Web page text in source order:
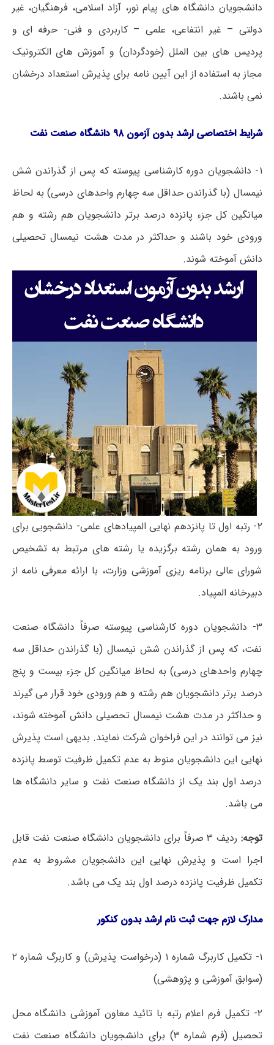
دانشجویان دانشگاه های پیام نور، آزاد اسلامی، فرهنگیان، غیر
دولتی – غیر انتفاعی، علمی – کاربردی و فنی- حرفه ای و
پردیس های بین الملل (خودگردان) و آموزش های الکترونیک
مجاز به استفاده از این آیین نامه برای پذیرش استعداد درخشان
نمی باشند.
شرایط اختصاصی ارشد بدون آزمون ۹۸ دانشگاه صنعت نفت
۱- دانشجویان دوره کارشناسی پیوسته که پس از گذراندن شش
نیمسال (با گذراندن حداقل سه چهارم واحدهای درسی) به لحاظ
میانگین کل جزء پانزده درصد برتر دانشجویان هم رشته و هم
ورودی خود باشند و حداکثر در مدت هشت نیمسال تحصیلی
دانش آموخته شوند.
۲- رتبه اول تا پانزدهم نهایی المپیادهای علمی- دانشجویی برای
ورود به همان رشته برگزیده یا رشته های مرتبط به تشخیص
شورای عالی برنامه ریزی آموزشی وزارت، با ارائه معرفی نامه از
دبیرخانه المپیاد.
۳- دانشجویان دوره کارشناسی پیوسته صرفاً دانشگاه صنعت
نفت، که پس از گذراندن شش نیمسال (با گذراندن حداقل سه
چهارم واحدهای درسی) به لحاظ میانگین کل جزء بیست و پنج
درصد برتر دانشجویان هم رشته و هم ورودی خود قرار می گیرند
و حداکثر در مدت هشت نیمسال تحصیلی دانش آموخته شوند،
نیز می توانند در این فراخوان شرکت نمایند. بدیهی است پذیرش
نهایی این دانشجویان منوط به عدم تکمیل ظرفیت توسط پانزده
درصد اول بند یک از دانشگاه صنعت نفت و سایر دانشگاه ها
می باشد.
توجه:
ردیف ۳ صرفاً برای دانشجویان دانشگاه صنعت نفت قابل
اجرا است و پذیرش نهایی این دانشجویان مشروط به عدم
تکمیل ظرفیت پانزده درصد اول بند یک می باشد.
مدارک لازم جهت ثبت نام ارشد بدون کنکور
۱- تکمیل کاربرگ شماره ۱ (درخواست پذیرش) و کاربرگ شماره ۲
(سوابق آموزشی و پژوهشی)
۲- تکمیل فرم اعلام رتبه با تائید معاون آموزشی دانشگاه محل
تحصیل (فرم شماره ۳) برای دانشجویان دانشگاه صنعت نفت